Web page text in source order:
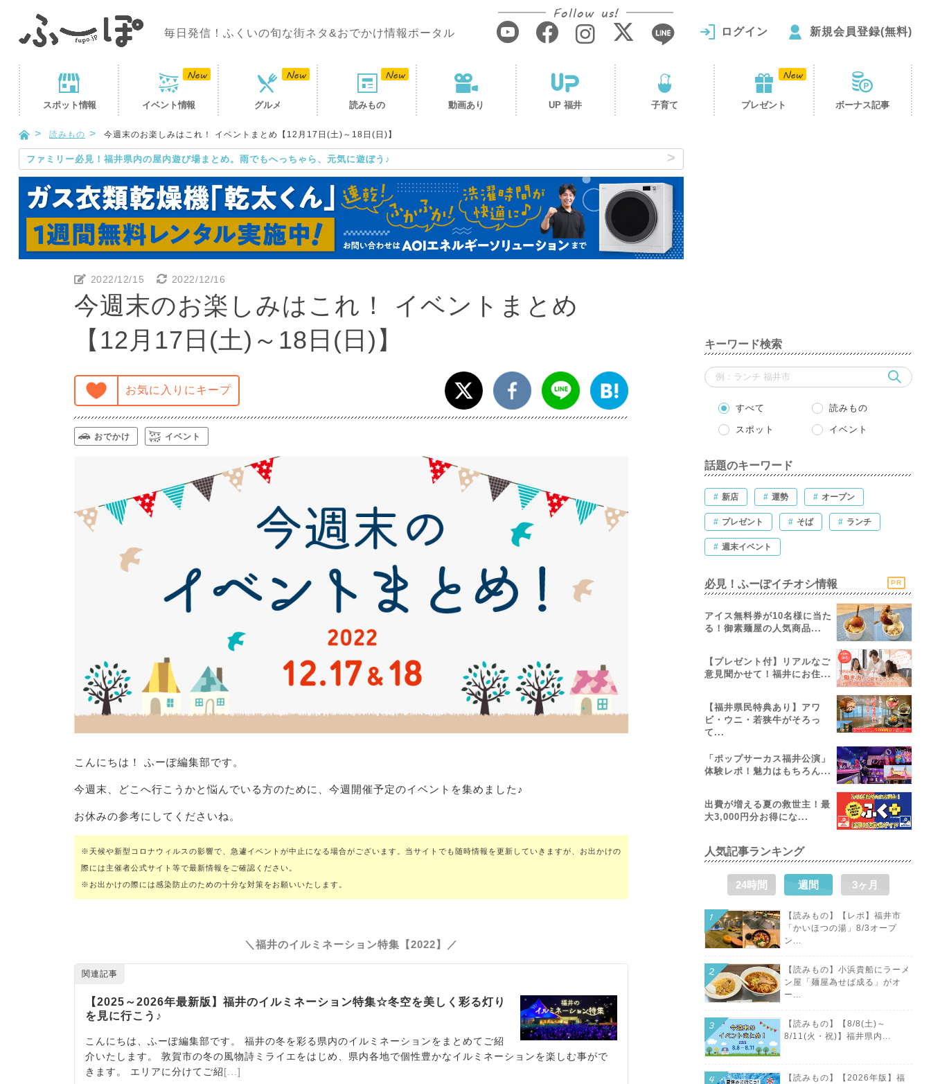
毎日発信！ふくいの旬な街ネタ&おでかけ情報ポータル
Follow us!
ログイン 新規会員登録(無料)
スポット情報 イベント情報 グルメ 読みもの 動画あり UP 福井 子育て プレゼント ボーナス記事
読みもの 今週末のお楽しみはこれ！ イベントまとめ【12月17日(土)～18日(日)】
ファミリー必見！福井県内の屋内遊び場まとめ。雨でもへっちゃら、元気に遊ぼう♪
2022/12/15 2022/12/16
今週末のお楽しみはこれ！ イベントまとめ
【12月17日(土)～18日(日)】
お気に入りにキープ
おでかけ イベント
こんにちは！ ふーぽ編集部です。
今週末、どこへ行こうかと悩んでいる方のために、今週開催予定のイベントを集めました♪
お休みの参考にしてくださいね。
※天候や新型コロナウィルスの影響で、急遽イベントが中止になる場合がございます。当サイトでも随時情報を更新していきますが、お出かけの
際には主催者公式サイト等で最新情報をご確認ください。
※お出かけの際には感染防止のための十分な対策をお願いいたします。
＼福井のイルミネーション特集【2022】／
キーワード検索
すべて 読みもの
スポット イベント
話題のキーワード
# 新店 # 運勢 # オープン
# プレゼント # そば # ランチ
# 週末イベント
必見！ふーぽイチオシ情報 PR
アイス無料券が10名様に当た
る！御素麺屋の人気商品...
【プレゼント付】リアルなご
意見聞かせて！福井にお住...
【福井県民特典あり】アワ
ビ・ウニ・若狭牛がそろっ
て...
「ポップサーカス福井公演」
体験レポ！魅力はもちろん...
出費が増える夏の救世主！最
大3,000円分お得にな...
人気記事ランキング
24時間 週間 3ヶ月
【読みもの】【レポ】福井市
「かいほつの湯」8/3オープ
ン...
【読みもの】小浜貴船にラーメ
ン屋「麺屋為せば成る」がオ
ー...
【読みもの】【8/8(土)～
8/11(火・祝)】福井県内...
【読みもの】【2026年版】福